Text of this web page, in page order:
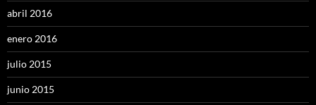
abril 2016
enero 2016
julio 2015
junio 2015